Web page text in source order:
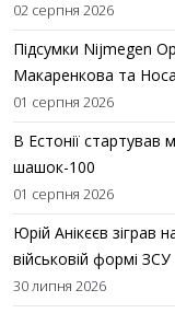
02 серпня 2026
Підсумки Nijmegen
Макаренкова та
01 серпня 2026
В Естонії стартував
шашок-100
01 серпня 2026
Юрій Анікєєв зіграв
військовій формі ЗСУ
30 липня 2026